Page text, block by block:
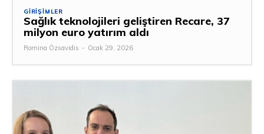
GIRIŞIMLER
Sağlık teknolojileri geliştiren Recare, 37
milyon euro yatırım aldı
Romina Özsavidis - Ocak 29, 2026